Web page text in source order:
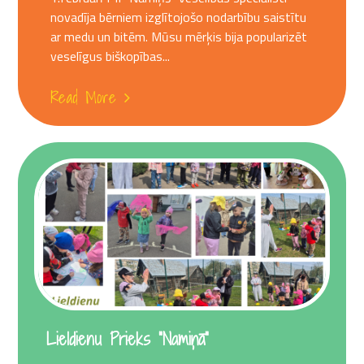
novadīja bērniem izglītojošo nodarbību saistītu
ar medu un bitēm. Mūsu mērķis bija popularizēt
veselīgus biškopības...
Read More
Lieldienu Prieks “Namiņā”